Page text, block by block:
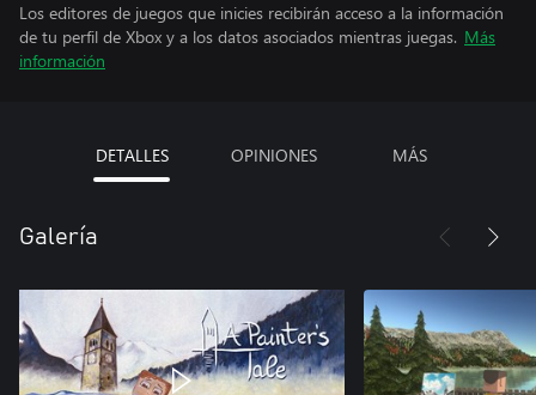
Los editores de juegos que inicies recibirán acceso a la información
de tu perfil de Xbox y a los datos asociados mientras juegas. Más
información
DETALLES OPINIONES MÁS
Galería